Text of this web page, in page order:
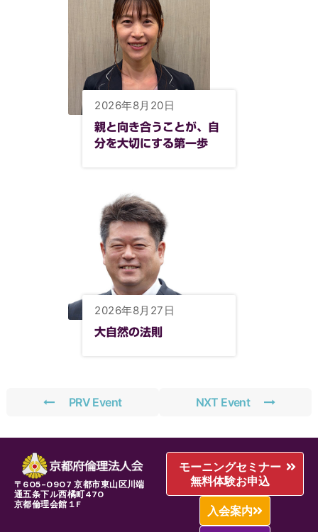
2026年8月20日
親と向き合うことが、自
分を大切にする第一歩
2026年8月27日
大自然の法則
PRV Event NXT Event
〒605-0907 京都市東山区川端
通五条下ル西橘町470
京都倫理会館１F
モーニングセミナー
無料体験お申込
入会案内